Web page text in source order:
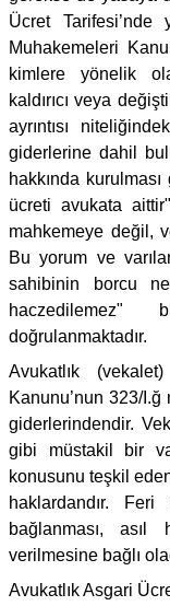
Ücret
Muhakemeleri
kimlere yönelik
kaldırıcı veya
ayrıntısı
giderlerine dahil
hakkında
ücreti avukata
mahkemeye değil,
Bu yorum ve
sahibinin borcu
doğrulanmaktadır.
Avukatlık
Kanunu’nun 323/
giderlerindendir.
gibi müstakil bir
konusunu teşkil
haklardandır. Feri
bağlanması, asıl
verilmesine bağlı
Avukatlık Asgari